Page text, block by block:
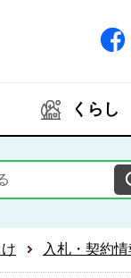
くらし
入札・契約